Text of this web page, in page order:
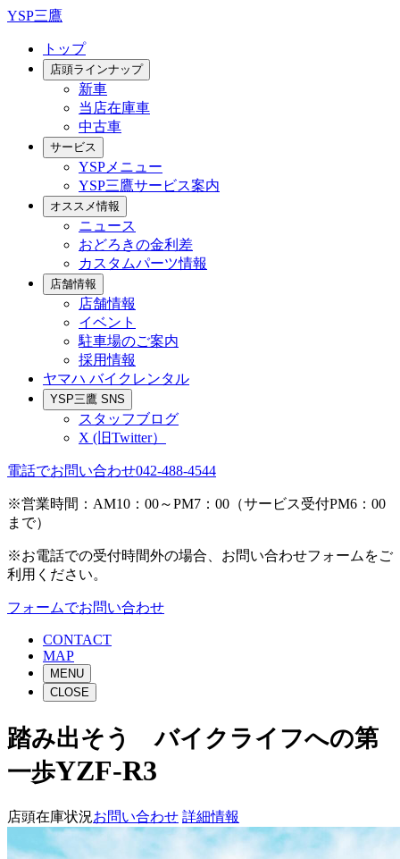
YSP三鷹
トップ
店頭ラインナップ
新車
当店在庫車
中古車
サービス
YSPメニュー
YSP三鷹サービス案内
オススメ情報
ニュース
おどろきの金利差
カスタムパーツ情報
店舗情報
店舗情報
イベント
駐車場のご案内
採用情報
ヤマハ バイクレンタル
YSP三鷹 SNS
スタッフブログ
X (旧Twitter）
電話でお問い合わせ042-488-4544
※営業時間：AM10：00～PM7：00（サービス受付PM6：00
まで）
※お電話での受付時間外の場合、お問い合わせフォームをご
利用ください。
フォームでお問い合わせ
CONTACT
MAP
MENU
CLOSE
踏み出そう バイクライフへの第
一歩YZF-R3
店頭在庫状況お問い合わせ 詳細情報